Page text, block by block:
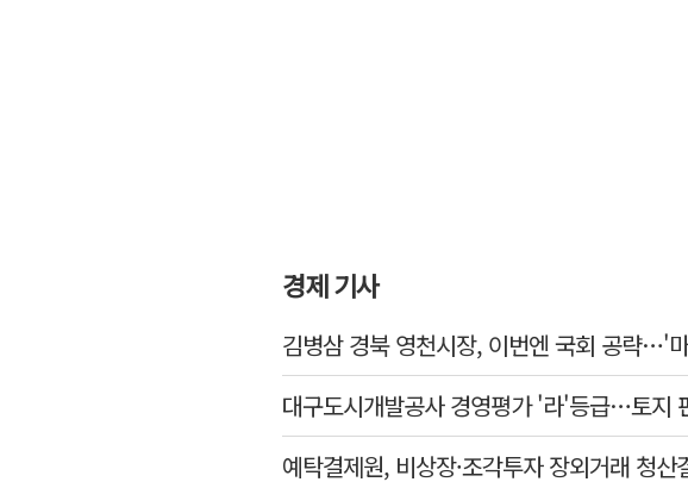
경제 기사
김병삼 경북 영천시장, 이번엔 국회 공략…'
대구도시개발공사 경영평가 '라'등급…토지
예탁결제원, 비상장·조각투자 장외거래 청